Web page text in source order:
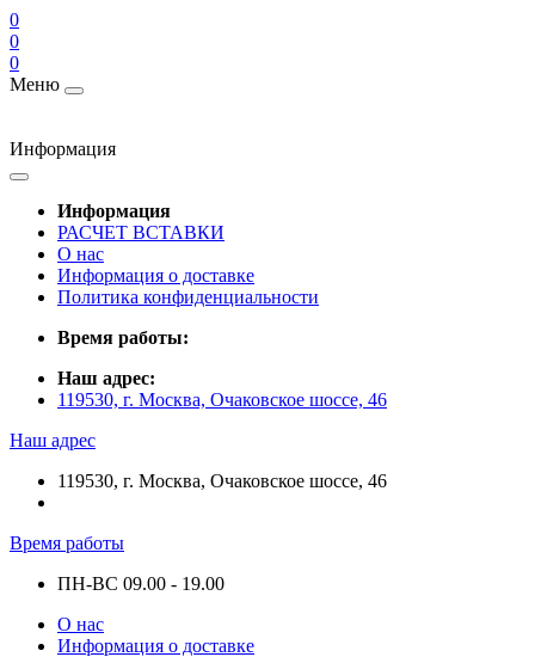
0
0
0
Меню
Информация
Информация
РАСЧЕТ ВСТАВКИ
О нас
Информация о доставке
Политика конфиденциальности
Время работы:
Наш адрес:
119530, г. Москва, Очаковское шоссе, 46
Наш адрес
119530, г. Москва, Очаковское шоссе, 46
Время работы
ПН-ВС 09.00 - 19.00
О нас
Информация о доставке